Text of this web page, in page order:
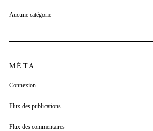
Aucune catégorie
MÉTA
Connexion
Flux des publications
Flux des commentaires